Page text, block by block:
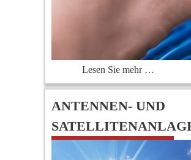
Lesen Sie mehr …
ANTENNEN- UND